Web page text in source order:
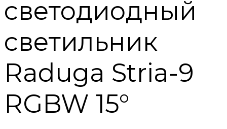
светодиодный
светильник
Raduga Stria-9
RGBW 15°